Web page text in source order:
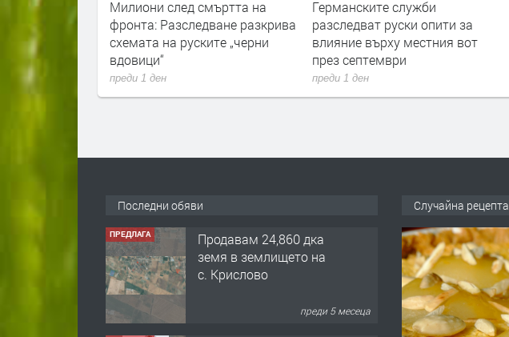
с пожарите
vs.
Милиони след смъртта на
фронта: Разследване разкрива
схемата на руските „черни
вдовици“
преди 1 ден
Германските служби
разследват руски опити за
влияние върху местния вот
през септември
преди 1 ден
Последни обяви
ПРЕДЛАГА
Продавам 24,860 дка
земя в землището на
с. Крислово
преди 5 месеца
Случайна рецепта